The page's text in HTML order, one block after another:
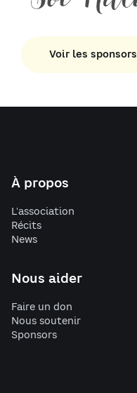
Voir les sponsors
À propos
L'association
Récits
News
Nous aider
Faire un don
Nous soutenir
Sponsors